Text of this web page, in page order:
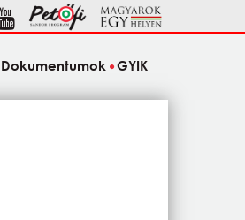
Dokumentumok GYIK